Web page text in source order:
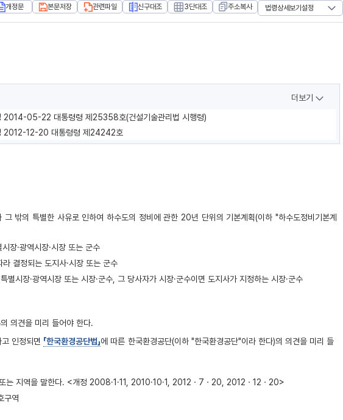
개정문 본문저장 관련파일 신구대조 3단대조 주소복사 법령상세보기설정
더보기
2014-05-22 대통령령 제25358호(건설기술관리법 시행령)
2012-12-20 대통령령 제24242호
밖의 특별한 사유로 인하여 하수도의 정비에 관한 20년 단위의 기본계획(이하 "하수도정비기본계
장·광역시장·시장 또는 군수
결정되는 도지사·시장 또는 군수
시장·광역시장 또는 시장·군수, 그 당사자가 시장·군수이면 도지사가 지정하는 시장·군수
의견을 미리 들어야 한다.
인정되면 「한국환경공단법」에 따른 한국환경공단(이하 "한국환경공단"이라 한다)의 의견을 미리 들
는 지역을 말한다. <개정 2008·1·11, 2010·10·1, 2012ㆍ7ㆍ20, 2012ㆍ12ㆍ20>
구역